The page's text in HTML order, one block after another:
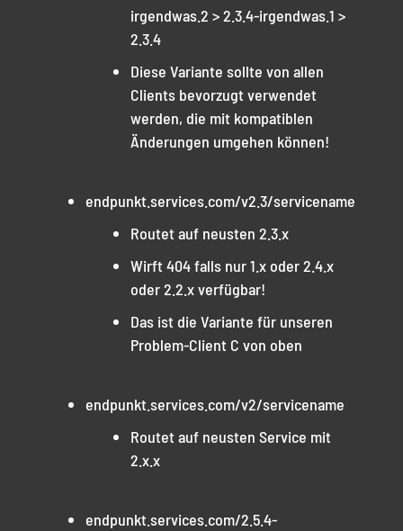
irgendwas.2 > 2.3.4-irgendwas.1 >
2.3.4
Diese Variante sollte von allen
Clients bevorzugt verwendet
werden, die mit kompatiblen
Änderungen umgehen können!
endpunkt.services.com/v2.3/servicename
Routet auf neusten 2.3.x
Wirft 404 falls nur 1.x oder 2.4.x
oder 2.2.x verfügbar!
Das ist die Variante für unseren
Problem-Client C von oben
endpunkt.services.com/v2/servicename
Routet auf neusten Service mit
2.x.x
endpunkt.services.com/2.5.4-